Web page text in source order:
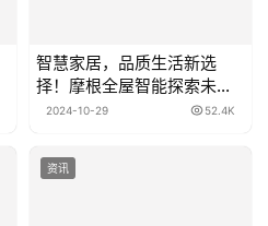
智慧家居，品质生活新选
择！摩根全屋智能探索未来
生活无限可能
2024-10-29 52.4K
资讯